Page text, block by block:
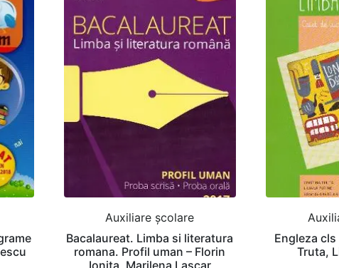
Auxiliare şcolare
Bacalaureat. Limba si literatura
romana. Profil uman – Florin
Engleza
Truta,